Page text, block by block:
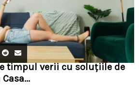
timpul verii cu soluțiile de